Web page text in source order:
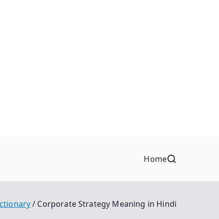
Home
Corporate Strategy Meaning in Hindi